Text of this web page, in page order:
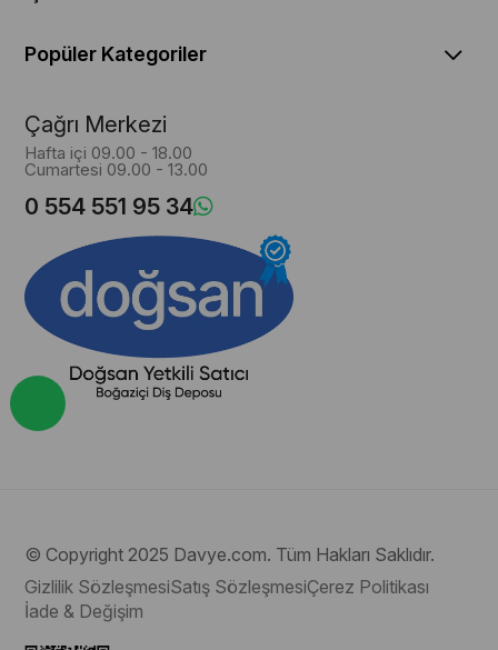
Popüler Kategoriler
Çağrı Merkezi
Hafta içi 09.00 - 18.00
Cumartesi 09.00 - 13.00
0 554 551 95 34
© Copyright 2025 Davye.com. Tüm Hakları Saklıdır.
Gizlilik SözleşmesiSatış SözleşmesiÇerez Politikası
İade & Değişim